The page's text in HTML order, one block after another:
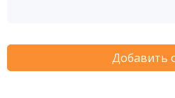
Добавить